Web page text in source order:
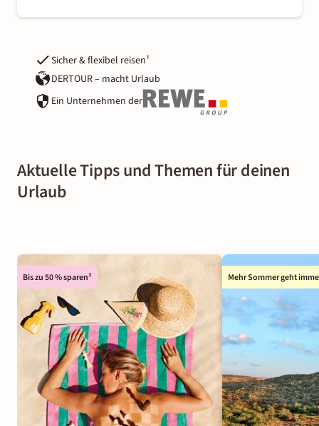
Sicher & flexibel reisen¹
DERTOUR – macht Urlaub
Ein Unternehmen der
Aktuelle Tipps und Themen für deinen
Urlaub
Bis zu 50 % sparen³ Mehr Sommer geht